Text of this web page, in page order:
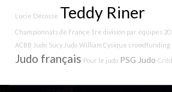
Lucie Décosse Teddy Riner
Championnats de France 1re division par équipes
ACBB Judo Sucy Judo William Cysique crowdfunding
Judo français Pour le judo PSG Judo